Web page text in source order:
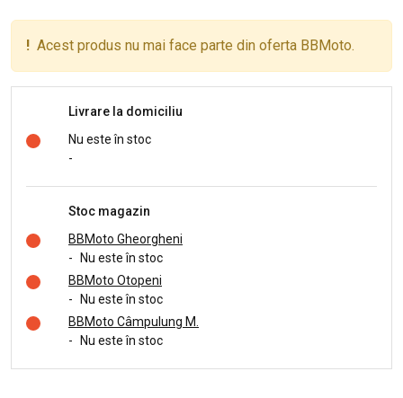
! Acest produs nu mai face parte din oferta BBMoto.
Livrare la domiciliu
Nu este în stoc
-
Stoc magazin
BBMoto Gheorgheni
- Nu este în stoc
BBMoto Otopeni
- Nu este în stoc
BBMoto Câmpulung M.
- Nu este în stoc